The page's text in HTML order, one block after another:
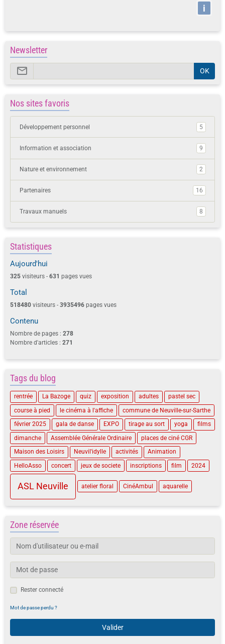
i
Newsletter
OK
Nos sites favoris
Développement personnel 5
Information et association 9
Nature et environnement 2
Partenaires 16
Travaux manuels 8
Statistiques
Aujourd'hui
325 visiteurs - 631 pages vues
Total
518480 visiteurs - 3935496 pages vues
Contenu
Nombre de pages : 278
Nombre d'articles : 271
Tags du blog
rentrée La Bazoge quiz exposition adultes
pastel sec
course à pied
le cinéma à l'affiche
commune de Neuville-sur-Sarthe
février 2025
gala de danse EXPO tirage au sort yoga
films
dimanche
Assemblée Générale Ordinaire
places de ciné CGR
Maison des Loisirs
Neuvil'idylle activités
Animation
HelloAsso
concert jeux de societe inscriptions film 2024
ASL Neuville atelier floral CinéAmbul aquarelle
Zone réservée
Rester connecté
Mot de passe perdu ?
Valider